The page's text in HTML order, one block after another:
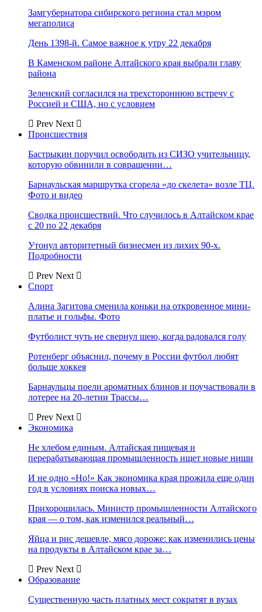
Замгубернатора сибирского региона стал мэром
мегаполиса
День 1398-й. Самое важное к утру 22 декабря
В Каменском районе Алтайского края выбрали главу
района
Зеленский согласился на трехстороннюю встречу с
Россией и США, но с условием
Prev Next
Происшествия
Бастрыкин поручил освободить из СИЗО учительницу,
которую обвинили в совращении…
Барнаульская маршрутка сгорела «до скелета» возле ТЦ.
Фото и видео
Сводка происшествий. Что случилось в Алтайском крае
с 20 по 22 декабря
Утонул авторитетный бизнесмен из лихих 90-х.
Подробности
Prev Next
Спорт
Алина Загитова сменила коньки на откровенное мини-
платье и гольфы. Фото
Футболист чуть не свернул шею, когда радовался голу
Ротенберг объяснил, почему в России футбол любят
больше хоккея
Барнаульцы поели ароматных блинов и поучаствовали в
лотерее на 20-летии Трассы…
Prev Next
Экономика
Не хлебом единым. Алтайская пищевая и
перерабатывающая промышленность ищет новые ниши
И не одно «Но!» Как экономика края прожила еще один
год в условиях поиска новых…
Прихорошилась. Министр промышленности Алтайского
края — о том, как изменился реальный…
Яйца и рис дешевле, мясо дороже: как изменились цены
на продукты в Алтайском крае за…
Prev Next
Образование
Существенную часть платных мест сократят в вузах